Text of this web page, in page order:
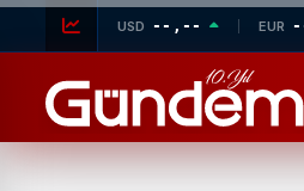
USD --,-- EUR